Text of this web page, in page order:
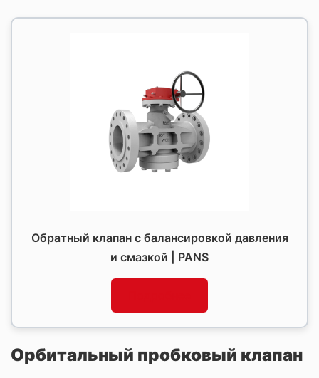
Обратный клапан с балансировкой давления
и смазкой | PANS
Орбитальный пробковый клапан